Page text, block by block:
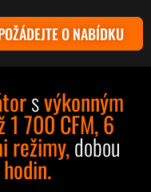
O NABÍDKU
svýkonným
1 700 CFM,6
režimy,dobou